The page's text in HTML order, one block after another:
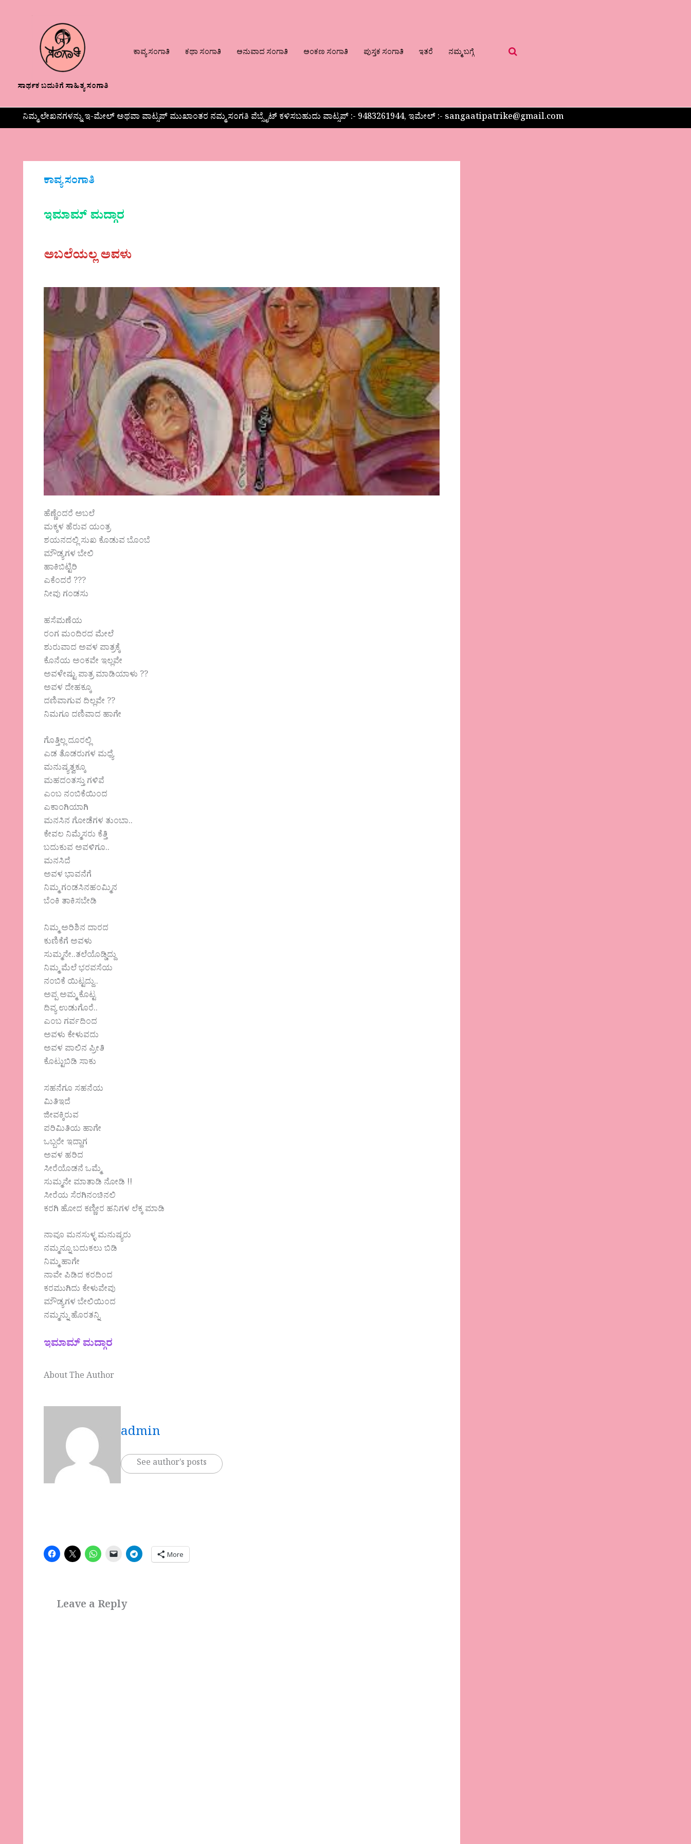
ಸಾರ್ಥಕ ಬದುಕಿಗೆ ಸಾಹಿತ್ಯ ಸಂಗಾತಿ
ಕಾವ್ಯ ಸಂಗಾತಿ ಕಥಾ ಸಂಗಾತಿ ಅನುವಾದ ಸಂಗಾತಿ ಅಂಕಣ ಸಂಗಾತಿ ಪುಸ್ತಕ ಸಂಗಾತಿ ಇತರೆ ನಮ್ಮ ಬಗ್ಗೆ
ನಿಮ್ಮ ಲೇಖನಗಳನ್ನು ಇ-ಮೇಲ್ ಅಥವಾ ವಾಟ್ಸಪ್ ಮುಖಾಂತರ ನಮ್ಮ ಸಂಗತಿ ವೆಬ್ಸೈಟ್ ಕಳಿಸಬಹುದು ವಾಟ್ಸಪ್‌ :- 9483261944, ಇಮೇಲ್ :- sangaatipatrike@gmail.com
ಕಾವ್ಯ ಸಂಗಾತಿ
ಇಮಾಮ್ ಮದ್ಗಾರ
ಅಬಲೆಯಲ್ಲ ಅವಳು
ಹೆಣ್ಣೆಂದರೆ ಅಬಲೆ
ಮಕ್ಕಳ ಹೆರುವ ಯಂತ್ರ
ಶಯನದಲ್ಲಿ ಸುಖ ಕೊಡುವ ಬೊಂಬೆ
ಮೌಡ್ಯಗಳ ಬೇಲಿ
ಹಾಕಿಬಿಟ್ಟಿರಿ
ಎಕೆಂದರೆ ???
ನೀವು ಗಂಡಸು
ಹಸೆಮಣೆಯ
ರಂಗ ಮಂದಿರದ ಮೇಲೆ
ಶುರುವಾದ ಅವಳ ಪಾತ್ರಕ್ಕೆ
ಕೊನೆಯ ಅಂಕವೇ ಇಲ್ಲವೇ
ಅವಳೇಷ್ಟು ಪಾತ್ರ ಮಾಡಿಯಾಳು ??
ಅವಳ ದೇಹಕ್ಕೂ
ದಣಿವಾಗುವ ದಿಲ್ಲವೇ ??
ನಿಮಗೂ ದಣಿವಾದ ಹಾಗೇ
ಗೊತ್ತಿಲ್ಲ ದೂರಲ್ಲಿ
ಎಡ ತೊಡರುಗಳ ಮಧ್ಯೆ
ಮನುಷ್ಯತ್ವಕ್ಕೂ
ಮಹದಂತಸ್ತು ಗಳಿವೆ
ಎಂಬ ನಂಬಿಕೆಯಿಂದ
ಎಕಾಂಗಿಯಾಗಿ
ಮನಸಿನ ಗೋಡೆಗಳ ತುಂಬಾ..
ಕೇವಲ ನಿಮ್ಮೆಸರು ಕೆತ್ತಿ
ಬದುಕುವ ಅವಳಿಗೂ..
ಮನಸಿದೆ
ಅವಳ ಭಾವನೆಗೆ
ನಿಮ್ಮ ಗಂಡಸಿನಹಂಮ್ಮಿನ
ಬೆಂಕಿ ತಾಕಿಸಬೇಡಿ
ನಿಮ್ಮ ಅರಿಶಿನ ದಾರದ
ಕುಣಿಕೆಗೆ ಅವಳು
ಸುಮ್ಮನೇ..ತಲೆಯೊಡ್ಡಿದ್ದು
ನಿಮ್ಮ ಮೆಲೆ ಭರವಸೆಯ
ನಂಬಿಕೆ ಯಿಟ್ಟದ್ದು..
ಅಪ್ಪ ಅಮ್ಮ ಕೊಟ್ಟ
ದಿವ್ಯ ಉಡುಗೊರೆ..
ಎಂಬ ಗರ್ವದಿಂದ
ಅವಳು ಕೇಳುವದು
ಅವಳ ಪಾಲಿನ ಪ್ರೀತಿ
ಕೊಟ್ಟುಬಿಡಿ ಸಾಕು
ಸಹನೆಗೂ ಸಹನೆಯ
ಮಿತಿಇದೆ
ಜೀವಕ್ಕಿರುವ
ಪರಿಮಿತಿಯ ಹಾಗೇ
ಒಬ್ಬರೇ ಇದ್ದಾಗ
ಅವಳ ಹರಿದ
ಸೀರೆಯೊಡನೆ ಒಮ್ಮೆ
ಸುಮ್ಮನೇ ಮಾತಾಡಿ ನೋಡಿ !!
ಸೀರೆಯ ಸೆರಗಿನಂಚಿನಲಿ
ಕರಗಿ ಹೋದ ಕಣ್ಣೀರ ಹನಿಗಳ ಲೆಕ್ಕ ಮಾಡಿ
ನಾವೂ ಮನಸುಳ್ಳ ಮನುಷ್ಯರು
ನಮ್ಮನ್ನೂ ಬದುಕಲು ಬಿಡಿ
ನಿಮ್ಮ ಹಾಗೇ
ನಾವೇ ಪಿಡಿದ ಕರದಿಂದ
ಕರಮುಗಿದು ಕೇಳುವೇವು
ಮೌಡ್ಯಗಳ ಬೇಲಿಯಿಂದ
ನಮ್ಮನ್ನು ಹೊರತನ್ನಿ
ಇಮಾಮ್ ಮದ್ಗಾರ
About The Author
admin
See author's posts
More
Leave a Reply